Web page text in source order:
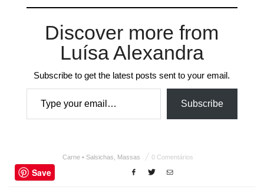
Discover more from
Luísa Alexandra
Subscribe to get the latest posts sent to your email.
Type your email…
Subscribe
Carne • Salsichas Massas 0 Comentários
Save